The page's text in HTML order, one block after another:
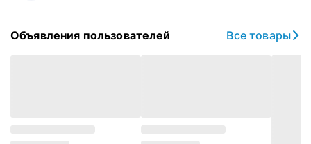
Объявления пользователей Все товары